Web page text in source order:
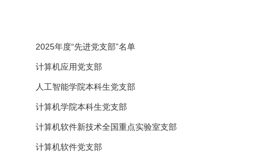
2025年度“先进党支部”名单
计算机应用党支部
人工智能学院本科生党支部
计算机学院本科生党支部
计算机软件新技术全国重点实验室支部
计算机软件党支部